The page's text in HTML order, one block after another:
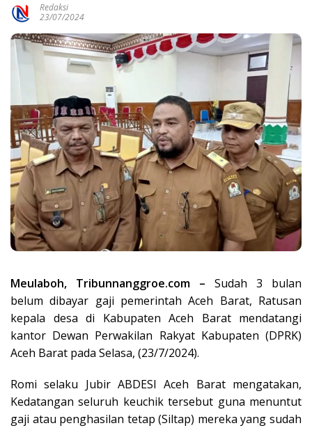
Redaksi
23/07/2024
Meulaboh, Tribunnanggroe.com – Sudah 3 bulan
belum dibayar gaji pemerintah Aceh Barat, Ratusan
kepala desa di Kabupaten Aceh Barat mendatangi
kantor Dewan Perwakilan Rakyat Kabupaten (DPRK)
Aceh Barat pada Selasa, (23/7/2024).
Romi selaku Jubir ABDESI Aceh Barat mengatakan,
Kedatangan seluruh keuchik tersebut guna menuntut
gaji atau penghasilan tetap (Siltap) mereka yang sudah